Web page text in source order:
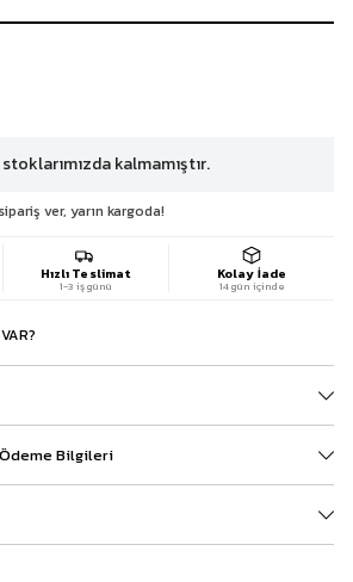
kalmamıştır.
ver, yarın kargoda!
Hızlı Teslimat
1-3 iş günü
Kolay İade
14 gün içinde
Bilgileri